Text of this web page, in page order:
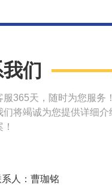
们
服365天，随时为您服务
们将竭诚为您提供详细
系人：曹珈铭